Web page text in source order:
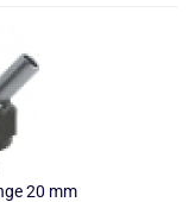
20 mm